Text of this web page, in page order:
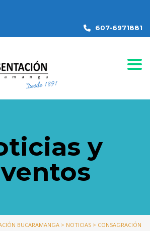
607-6971881
y
BUCARAMANGA > NOTICIAS > CONSAGRACIÓN